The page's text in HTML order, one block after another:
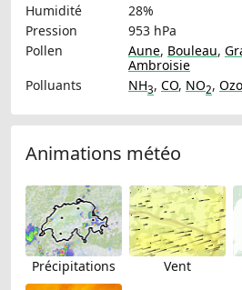
Humidité
28%
Pression
953 hPa
Pollen
Aune, Bouleau,
Ambroisie
Polluants
NH3, CO, NO2,
Animations météo
Précipitations Vent